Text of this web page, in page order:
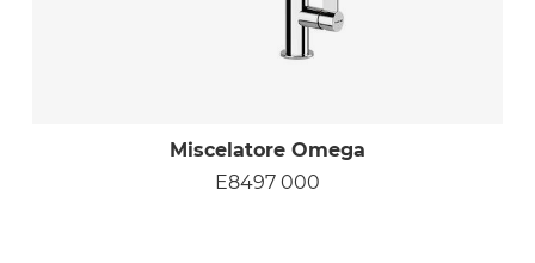
Miscelatore Omega
E8497 000